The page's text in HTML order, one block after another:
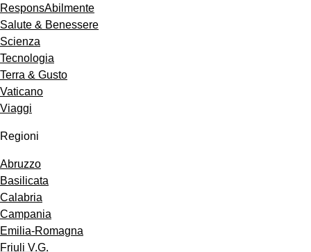
ResponsAbilmente
Salute & Benessere
Scienza
Tecnologia
Terra & Gusto
Vaticano
Viaggi
Regioni
Abruzzo
Basilicata
Calabria
Campania
Emilia-Romagna
Friuli V.G.